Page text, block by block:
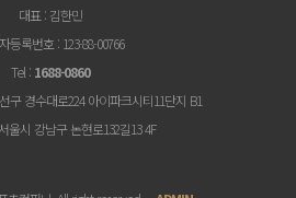
대표 : 김한민
등록번호 : 123-88-00766
Tel : 1688-0860
구 경수대로224 아이파크시티11단지 B1
울시 강남구 논현로132길13 4F